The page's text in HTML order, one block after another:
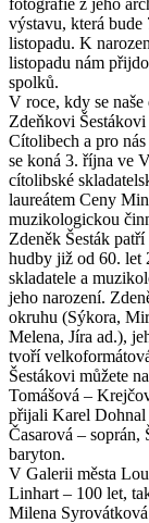
výstavu, která
listopadu. K
listopadu nám
spolků.
V roce, kdy se
Zdeňkovi
Cítolibech a pro
se koná 3. října ve
cítolibské
laureátem Ceny
muzikologickou
Zdeněk Šesták
hudby již od 60. let
skladatele a
jeho narození.
okruhu (Sýkora,
Melena, Jíra ad.),
tvoří
Šestákovi můžete
Tomášová –
přijali Karel Dohnal
Časarová – soprán,
baryton.
V Galerii města
Linhart – 100 let,
Milena Syrovátková